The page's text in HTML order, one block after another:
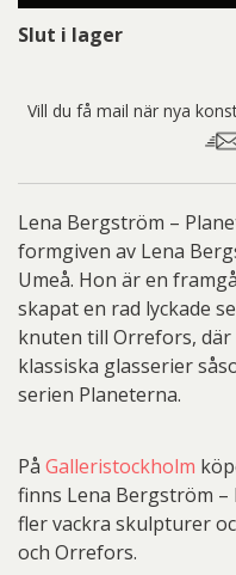
Slut i lager
Vill du få mail när nya
Lena Bergström –
formgiven av Lena
Umeå. Hon är en
skapat en rad lyckade
knuten till Orrefors,
klassiska glasserier
serien Planeterna.
På Galleristockholm
finns Lena Bergström –
fler vackra skulpturer
och Orrefors.